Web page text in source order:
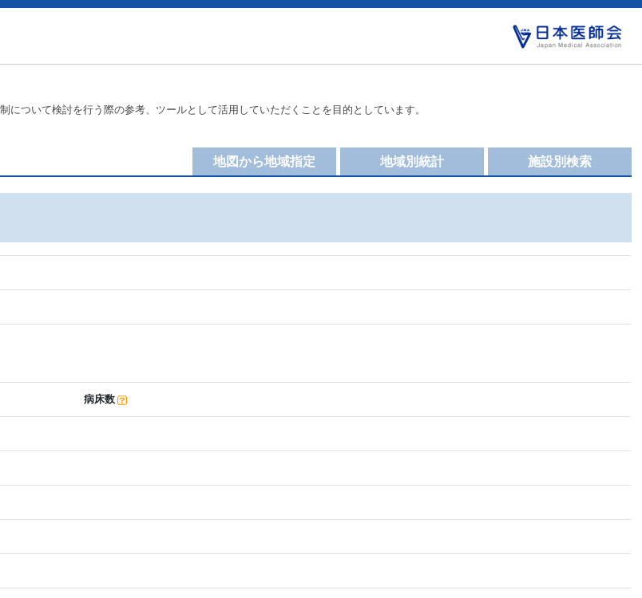
ついて検討を行う際の参考、ツールとして活用していただくことを目的としています。
施設別検索
地域別統計
地図から地域指定
病床数